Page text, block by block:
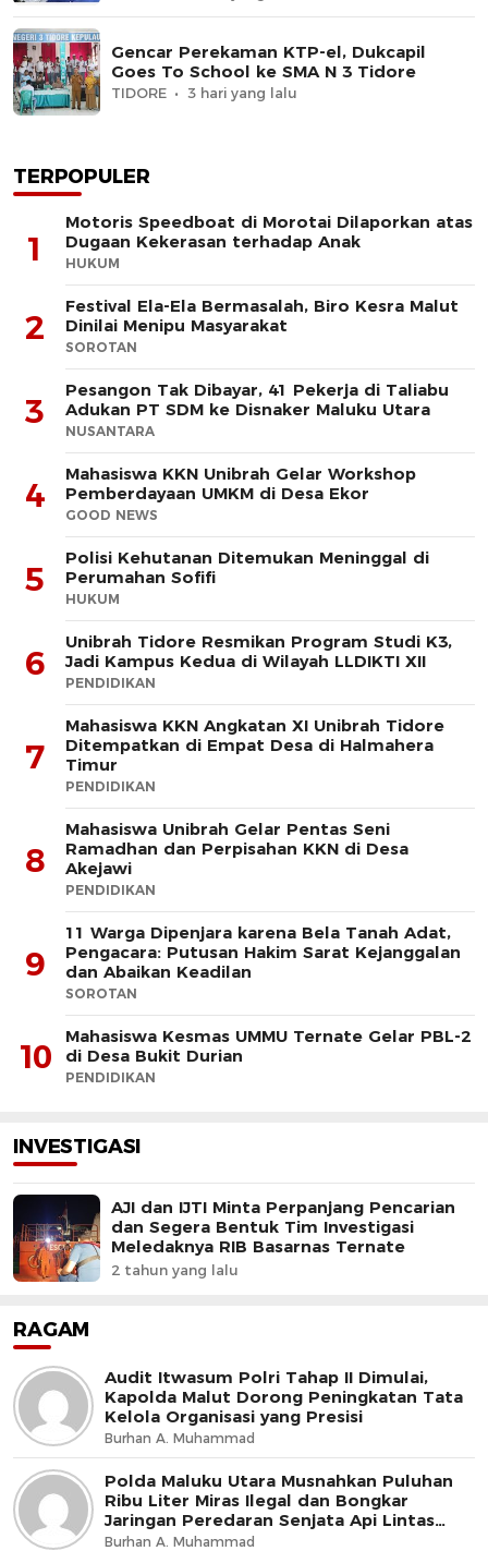
Gencar Perekaman KTP-el, Dukcapil
Goes To School ke SMA N 3 Tidore
TIDORE 3 hari yang lalu
TERPOPULER
1
Motoris Speedboat di Morotai Dilaporkan atas
Dugaan Kekerasan terhadap Anak
HUKUM
2
Festival Ela-Ela Bermasalah, Biro Kesra Malut
Dinilai Menipu Masyarakat
SOROTAN
3
Pesangon Tak Dibayar, 41 Pekerja di Taliabu
Adukan PT SDM ke Disnaker Maluku Utara
NUSANTARA
4
Mahasiswa KKN Unibrah Gelar Workshop
Pemberdayaan UMKM di Desa Ekor
GOOD NEWS
5
Polisi Kehutanan Ditemukan Meninggal di
Perumahan Sofifi
HUKUM
6
Unibrah Tidore Resmikan Program Studi K3,
Jadi Kampus Kedua di Wilayah LLDIKTI XII
PENDIDIKAN
7
Mahasiswa KKN Angkatan XI Unibrah Tidore
Ditempatkan di Empat Desa di Halmahera
Timur
PENDIDIKAN
8
Mahasiswa Unibrah Gelar Pentas Seni
Ramadhan dan Perpisahan KKN di Desa
Akejawi
PENDIDIKAN
9
11 Warga Dipenjara karena Bela Tanah Adat,
Pengacara: Putusan Hakim Sarat Kejanggalan
dan Abaikan Keadilan
SOROTAN
10
Mahasiswa Kesmas UMMU Ternate Gelar PBL-2
di Desa Bukit Durian
PENDIDIKAN
INVESTIGASI
AJI dan IJTI Minta Perpanjang Pencarian
dan Segera Bentuk Tim Investigasi
Meledaknya RIB Basarnas Ternate
2 tahun yang lalu
RAGAM
Audit Itwasum Polri Tahap II Dimulai,
Kapolda Malut Dorong Peningkatan Tata
Kelola Organisasi yang Presisi
Burhan A. Muhammad
Polda Maluku Utara Musnahkan Puluhan
Ribu Liter Miras Ilegal dan Bongkar
Jaringan Peredaran Senjata Api Lintas
Negara
Burhan A. Muhammad